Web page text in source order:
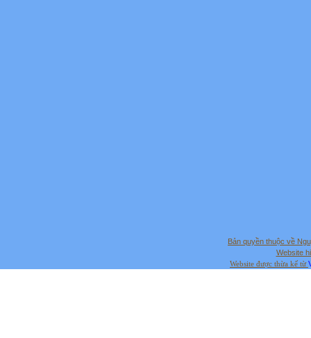
Bản quyền thuộc về
Website
Website được thừa kế từ